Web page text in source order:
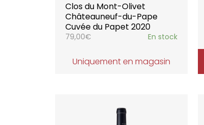
Clos du Mont-Olivet
Châteauneuf-du-Pape
Cuvée du Papet 2020
79,00€ En stock
Uniquement en magasin